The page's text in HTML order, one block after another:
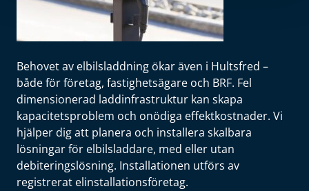
Behovet av elbilsladdning ökar även i Hultsfred –
både för företag, fastighetsägare och BRF. Fel
dimensionerad laddinfrastruktur kan skapa
kapacitetsproblem och onödiga effektkostnader. Vi
hjälper dig att planera och installera skalbara
lösningar för elbilsladdare, med eller utan
debiteringslösning. Installationen utförs av
registrerat elinstallationsföretag.